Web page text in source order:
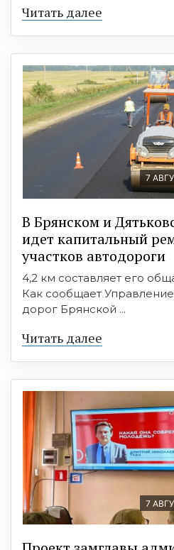
Читать далее
7
В Брянском и
идет капитальный
участков автодороги
4,2 км составляет его
Как сообщает
дорог Брянской ...
Читать далее
7